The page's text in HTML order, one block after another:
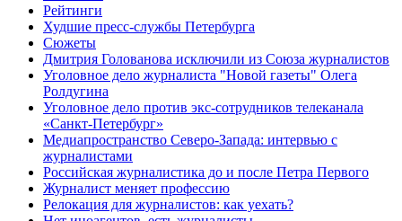
Рейтинги
Худшие пресс-службы Петербурга
Сюжеты
Дмитрия Голованова исключили из Союза журналистов
Уголовное дело журналиста "Новой газеты" Олега
Ролдугина
Уголовное дело против экс-сотрудников телеканала
«Санкт-Петербург»
Медиапространство Северо-Запада: интервью с
журналистами
Российская журналистика до и после Петра Первого
Журналист меняет профессию
Релокация для журналистов: как уехать?